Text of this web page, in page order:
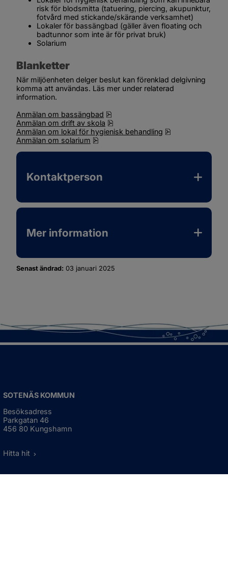
risk för blodsmitta (tatuering, piercing, akupunktur,
fotvård med stickande/skärande verksamhet)
Lokaler för bassängbad (gäller även floating och
badtunnor som inte är för privat bruk)
Solarium
Blanketter
När miljöenheten delger beslut kan förenklad delgivning
komma att användas. Läs mer under relaterad
information.
Anmälan om bassängbad
Anmälan om drift av skola
Anmälan om lokal för hygienisk behandling
Anmälan om solarium
Kontaktperson
Mer information
Senast ändrad: 03 januari 2025
SOTENÄS KOMMUN
Besöksadress
Parkgatan 46
456 80 Kungshamn
Hitta hit